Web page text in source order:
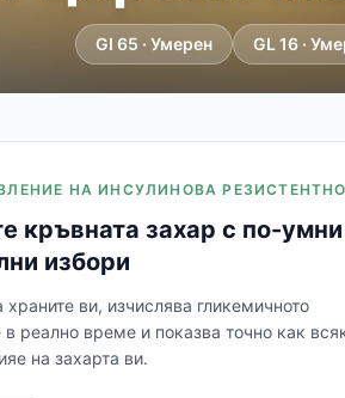
GI 65 · Умерен GL 16 ·
НА ИНСУЛИНОВА
кръвната захар с по-умни
избори
храните ви, изчислява гликемичното
в реално време и показва точно как
на захарта ви.